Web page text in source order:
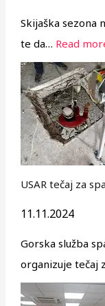
Skijaška sezona
te da… Read
USAR tečaj za
11.11.2024
Gorska služba
organizuje tečaj